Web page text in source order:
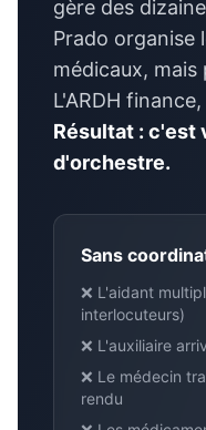
gère des
Prado organise
médicaux, mais
L'ARDH
Résultat : c'est
d'orchestre.
Sans
❌ L'aidant
interlocuteurs)
❌ L'auxiliaire
❌ Le médecin
rendu